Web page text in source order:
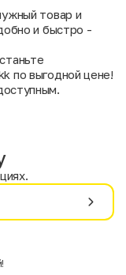
товар и
и быстро -
по выгодной цене!